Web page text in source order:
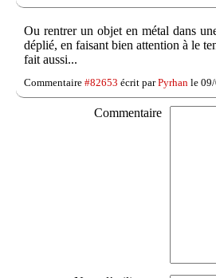
Ou rentrer un objet en métal dans
déplié, en faisant bien attention à le
fait aussi...
Commentaire #82653 écrit parPyrhan le
Commentaire